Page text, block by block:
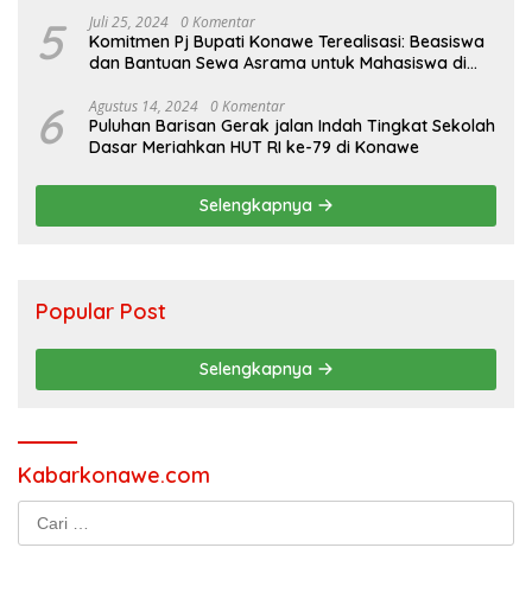
5 Juli 25, 2024 0 Komentar
Komitmen Pj Bupati Konawe Terealisasi: Beasiswa
dan Bantuan Sewa Asrama untuk Mahasiswa di
6 Agustus 14, 2024 0 Komentar
Puluhan Barisan Gerak jalan Indah Tingkat Sekolah
Dasar Meriahkan HUT RI ke-79 di Konawe
Selengkapnya
Popular Post
Selengkapnya
Kabarkonawe.com
Cari
untuk: